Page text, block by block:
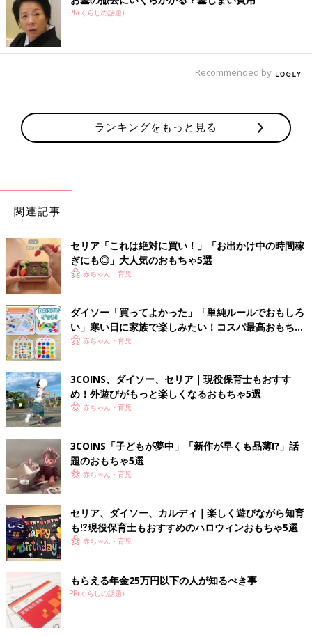
PR(くらしの話題)
Recommended by
ランキングをもっと見る
関連記事
セリア「これは絶対に買い！」「お出かけ中の時間稼
ぎにも◎」大人気のおもちゃ5選
赤ちゃん・育児
ダイソー「買ってよかった」「単純ルールでおもしろ
い」寒い日に家族で楽しみたい！コスパ最高おもちゃ
4選赤ちゃん・育児
3COINS、ダイソー、セリア｜現役保育士もおすす
め！外遊びがもっと楽しくなるおもちゃ5選
赤ちゃん・育児
3COINS「子どもが夢中」「新作が早くも品薄!?」話
題のおもちゃ5選
赤ちゃん・育児
セリア、ダイソー、カルディ｜楽しく遊びながら知育
も⁉現役保育士もおすすめのハロウィンおもちゃ5選
赤ちゃん・育児
もらえる年金25万円以下の人が知るべき事
PR(くらしの話題)